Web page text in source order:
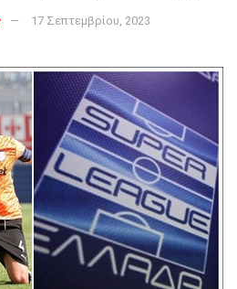
17 Σεπτεμβρίου, 2023